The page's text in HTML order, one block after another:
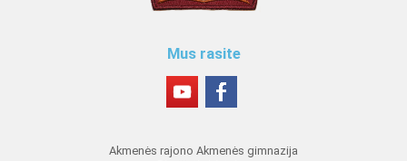
Mus rasite
Akmenės rajono Akmenės gimnazija